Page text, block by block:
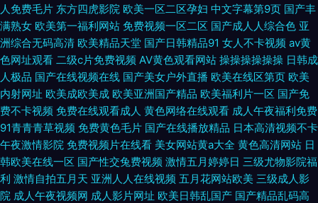
人免费毛片 东方四虎影院 欧美一区二区孕妇 中文字幕第9页 国产丰
满熟女 欧美第一福利网站 免费视频一区二区 国产成人人综合色 亚
洲综合无码高清 欧美精品天堂 国产日韩精品91 女人不卡视频 av黄
色网址观看 二级c片免费视频 AV黄色观看网站 操操操操操操 日韩成
人极品 国产在线视频在线 国产美女户外直播 欧美在线区第页 欧美
内射网址 欧美成欧美成 欧美亚洲国产精品 欧美福利片一区 国产免
费不卡视频 免费在线观看成人 黄色网络在线观看 成人午夜福利免费
91青青青草视频 免费黄色毛片 国产在线播放精品 日本高清视频不卡
午夜激情影院 免费视频片在线看 美女网站黄a大全 黄色高清网站 日
韩欧美在线一区 国产性交兔费视频 激情五月婷婷日 三级尤物影院福
利 激情自拍五月天 亚洲人人在线视频 五月花网站欧美 三级成人影
院 成人午夜视频网 成人影片网址 欧美日韩乱国产 国产精品乱码高